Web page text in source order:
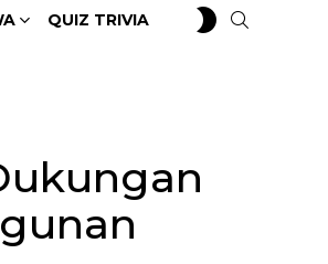
QUIZ TRIVIA
SWITCH
SKIN